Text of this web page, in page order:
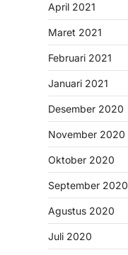
April 2021
Maret 2021
Februari 2021
Januari 2021
Desember 2020
November 2020
Oktober 2020
September 2020
Agustus 2020
Juli 2020